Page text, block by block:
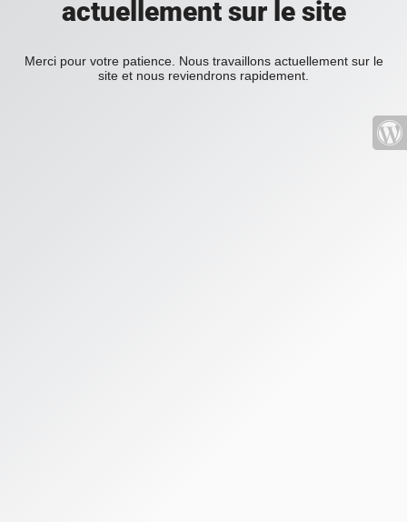
actuellement sur le site
Merci pour votre patience. Nous travaillons actuellement sur le
site et nous reviendrons rapidement.